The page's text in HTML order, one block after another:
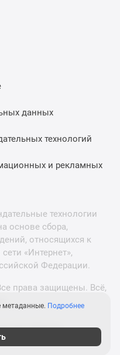
данных
технологий
и рекламных
технологии
основе сбора,
относящихся к
«Интернет»,
Федерации.
права защищены. Всё,
области
метаданные. Подробнее